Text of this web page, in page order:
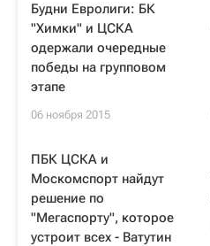
Будни Евролиги: БК
"Химки" и ЦСКА
одержали очередные
победы на групповом
этапе
06 ноября 2015
ПБК ЦСКА и
Москомспорт найдут
решение по
"Мегаспорту", которое
устроит всех - Ватутин